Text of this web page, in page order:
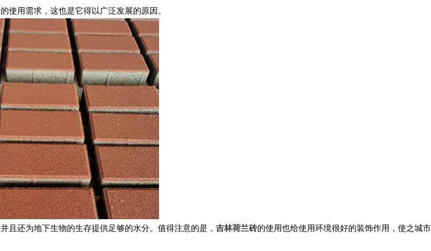
使用需求，这也是它得以广泛发展的原因。
还为地下生物的生存提供足够的水分。值得注意的是， 吉林荷兰砖的使用也给使用环境很好的装饰作用，使之城市